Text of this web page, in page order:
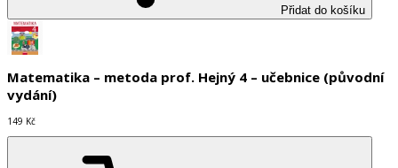
Přidat do košíku
Matematika – metoda prof. Hejný 4 – učebnice (původní
vydání)
149 Kč